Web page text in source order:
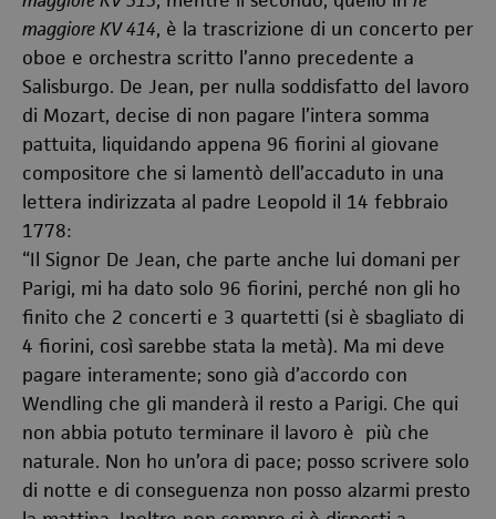
maggiore KV 414, è la trascrizione di un concerto per
oboe e orchestra scritto l’anno precedente a
Salisburgo. De Jean, per nulla soddisfatto del lavoro
di Mozart, decise di non pagare l’intera somma
pattuita, liquidando appena 96 fiorini al giovane
compositore che si lamentò dell’accaduto in una
lettera indirizzata al padre Leopold il 14 febbraio
1778:
“Il Signor De Jean, che parte anche lui domani per
Parigi, mi ha dato solo 96 fiorini, perché non gli ho
finito che 2 concerti e 3 quartetti (si è sbagliato di
4 fiorini, così sarebbe stata la metà). Ma mi deve
pagare interamente; sono già d’accordo con
Wendling che gli manderà il resto a Parigi. Che qui
non abbia potuto terminare il lavoro è più che
naturale. Non ho un’ora di pace; posso scrivere solo
di notte e di conseguenza non posso alzarmi presto